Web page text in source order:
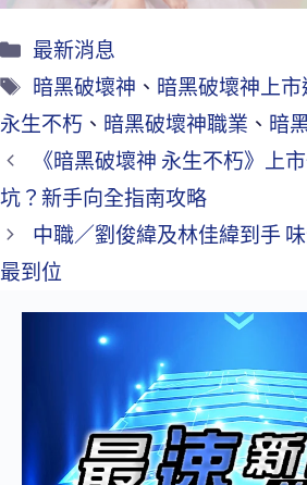
最新消息
暗黑破壞神 、 暗黑破壞神上市
永生不朽 、 暗黑破壞神職業 、 暗
《暗黑破壞神 永生不朽》上
坑？新手向全指南攻略
中職／劉俊緯及林佳緯到手
最到位